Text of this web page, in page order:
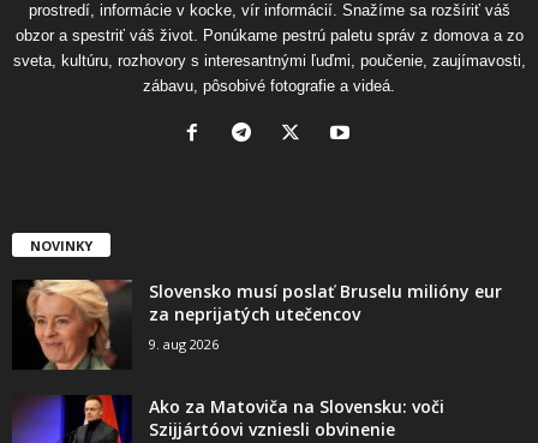
prostredí, informácie v kocke, vír informácií. Snažíme sa rozšíriť váš
obzor a spestriť váš život. Ponúkame pestrú paletu správ z domova a zo
sveta, kultúru, rozhovory s interesantnými ľuďmi, poučenie, zaujímavosti,
zábavu, pôsobivé fotografie a videá.
NOVINKY
Slovensko musí poslať Bruselu milióny eur
za neprijatých utečencov
9. aug 2026
Ako za Matoviča na Slovensku: voči
Szijjártóovi vzniesli obvinenie